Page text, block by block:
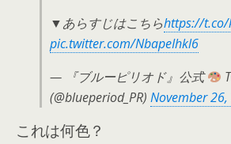
▼あらすじはこちらhttps://t.co/
pic.twitter.com/NbapeIhkl6
— 『ブルーピリオド』公式
(@blueperiod_PR) November 26,
これは何色？